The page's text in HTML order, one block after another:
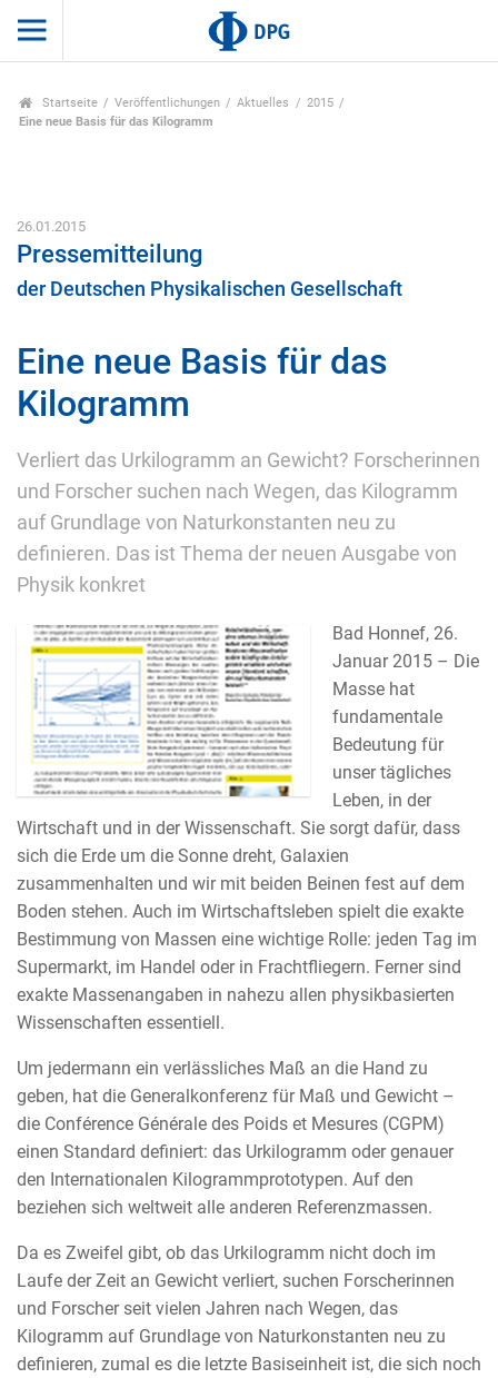
Startseite Veröffentlichungen Aktuelles
2015
Eine neue Basis für das Kilogramm
26.01.2015
Pressemitteilung
der Deutschen Physikalischen Gesellschaft
Eine neue Basis für das
Kilogramm
Verliert das Urkilogramm an Gewicht? Forscherinnen
und Forscher suchen nach Wegen, das Kilogramm
auf Grundlage von Naturkonstanten neu zu
definieren. Das ist Thema der neuen Ausgabe von
Physik konkret
Bad Honnef, 26.
Januar 2015 – Die
Masse hat
fundamentale
Bedeutung für
unser tägliches
Leben, in der
Wirtschaft und in der Wissenschaft. Sie sorgt dafür, dass
sich die Erde um die Sonne dreht, Galaxien
zusammenhalten und wir mit beiden Beinen fest auf dem
Boden stehen. Auch im Wirtschaftsleben spielt die exakte
Bestimmung von Massen eine wichtige Rolle: jeden Tag im
Supermarkt, im Handel oder in Frachtfliegern. Ferner sind
exakte Massenangaben in nahezu allen physikbasierten
Wissenschaften essentiell.
Um jedermann ein verlässliches Maß an die Hand zu
geben, hat die Generalkonferenz für Maß und Gewicht –
die Conférence Générale des Poids et Mesures (CGPM)
einen Standard definiert: das Urkilogramm oder genauer
den Internationalen Kilogrammprototypen. Auf den
beziehen sich weltweit alle anderen Referenzmassen.
Da es Zweifel gibt, ob das Urkilogramm nicht doch im
Laufe der Zeit an Gewicht verliert, suchen Forscherinnen
und Forscher seit vielen Jahren nach Wegen, das
Kilogramm auf Grundlage von Naturkonstanten neu zu
definieren, zumal es die letzte Basiseinheit ist, die sich noch